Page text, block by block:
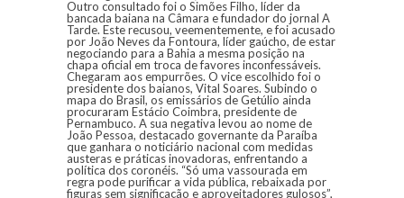
Outro consultado foi o Simões Filho, líder da
bancada baiana na Câmara e fundador do jornal A
Tarde. Este recusou, veementemente, e foi acusado
por João Neves da Fontoura, líder gaúcho, de estar
negociando para a Bahia a mesma posição na
chapa oficial em troca de favores inconfessáveis.
Chegaram aos empurrões. O vice escolhido foi o
presidente dos baianos, Vital Soares. Subindo o
mapa do Brasil, os emissários de Getúlio ainda
procuraram Estácio Coimbra, presidente de
Pernambuco. A sua negativa levou ao nome de
João Pessoa, destacado governante da Paraíba
que ganhara o noticiário nacional com medidas
austeras e práticas inovadoras, enfrentando a
política dos coronéis. “Só uma vassourada em
regra pode purificar a vida pública, rebaixada por
figuras sem significação e aproveitadores gulosos”,